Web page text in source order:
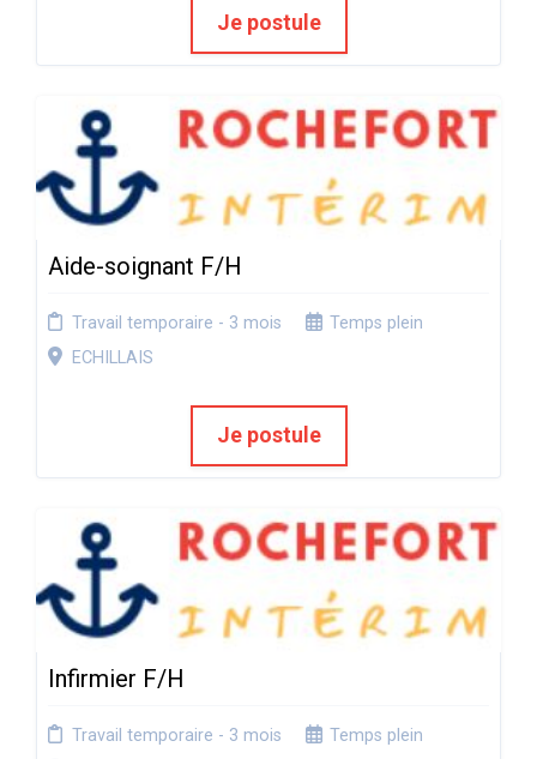
Je postule
Aide-soignant F/H
Travail temporaire - 3 mois
Temps plein
ECHILLAIS
Je postule
Infirmier F/H
Travail temporaire - 3 mois
Temps plein